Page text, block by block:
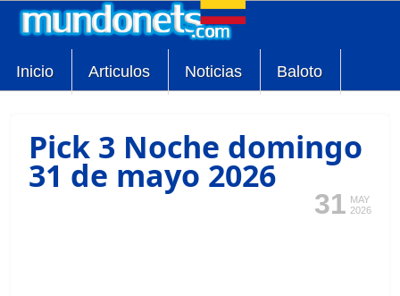
Inicio Articulos Noticias Baloto
Pick 3 Noche domingo
31 de mayo 2026
31 MAY
2026